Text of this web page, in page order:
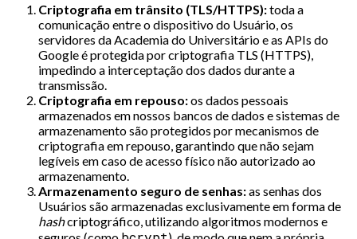
Criptografia em trânsito (TLS/HTTPS):toda a
comunicação entre o dispositivo do Usuário, os
servidores da Academia do Universitário e as APIs do
Google é protegida por criptografia TLS (HTTPS),
impedindo a interceptação dos dados durante a
transmissão.
Criptografia em repouso:os dados pessoais
armazenados em nossos bancos de dados e sistemas de
armazenamento são protegidos por mecanismos de
criptografia em repouso, garantindo que não sejam
legíveis em caso de acesso físico não autorizado ao
armazenamento.
Armazenamento seguro de senhas:as senhas dos
Usuários são armazenadas exclusivamente em forma de
hashcriptográfico, utilizando algoritmos modernos e